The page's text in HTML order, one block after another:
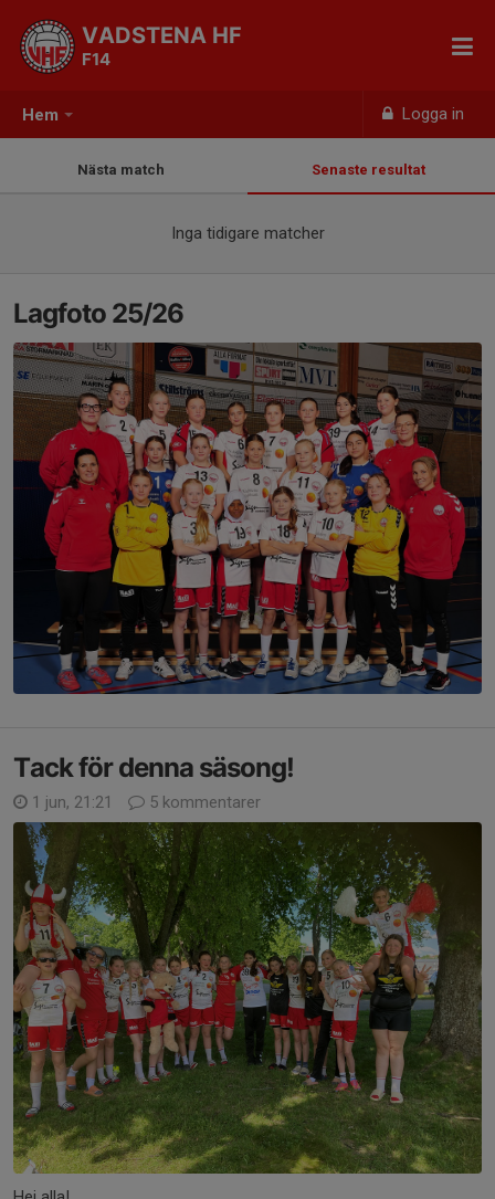
Hem Logga in
VADSTENA HF
F14
Nästa match Senaste resultat
Inga tidigare matcher
Lagfoto 25/26
Tack för denna säsong!
1 jun, 21:21 5 kommentarer